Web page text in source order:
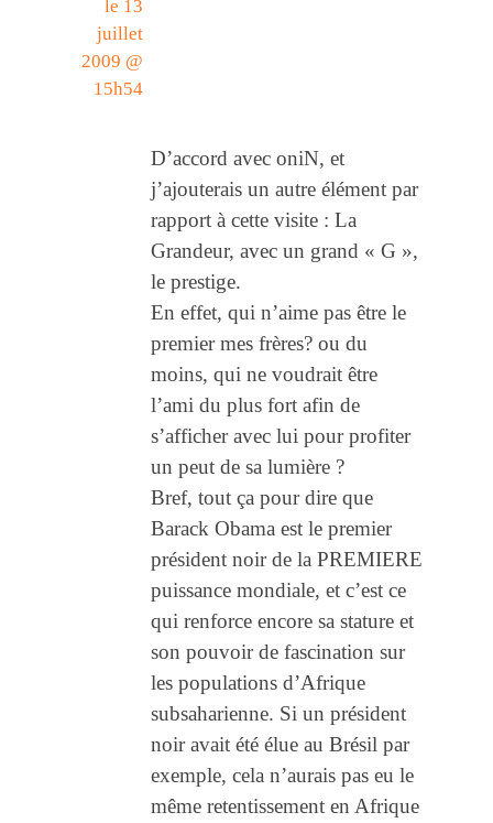
le 13
juillet
2009 @
15h54
D’accord avec oniN, et
j’ajouterais un autre élément par
rapport à cette visite : La
Grandeur, avec un grand « G »,
le prestige.
En effet, qui n’aime pas être le
premier mes frères? ou du
moins, qui ne voudrait être
l’ami du plus fort afin de
s’afficher avec lui pour profiter
un peut de sa lumière ?
Bref, tout ça pour dire que
Barack Obama est le premier
président noir de la PREMIERE
puissance mondiale, et c’est ce
qui renforce encore sa stature et
son pouvoir de fascination sur
les populations d’Afrique
subsaharienne. Si un président
noir avait été élue au Brésil par
exemple, cela n’aurais pas eu le
même retentissement en Afrique